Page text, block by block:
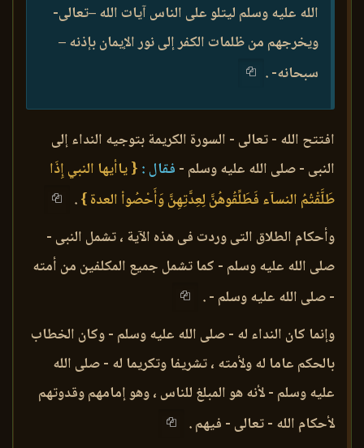
الله عليه وسلم ليتلو على الناس آيات الله –تعالى-
ويخرجهم من ظلمات الكفر إلى نور الإيمان بإذنه –
سبحانه- .
افتتح الله - تعالى - السورة الكريمة بتوجيه النداء إلى
النبى - صلى الله عليه وسلم - فقال : { ياأيها النبي إِذَا
طَلَّقْتُمُ النسآء فَطَلِّقُوهُنَّ لِعِدَّتِهِنَّ وَأَحْصُواْ العدة }.
وأحكام الطلاق التى وردت فى هذه الآية ، تشمل النبى -
صلى الله عليه وسلم - كما تشمل جميع المكلفين من أمته
- صلى الله عليه وسلم - .
وإنما كان النداء له - صلى الله عليه وسلم - وكان الخطاب
بالحكم عاما له ولأمته ، تشريفا وتكريما له - صلى الله
عليه وسلم - لأنه هو المبلغ للناس ، وهو إمامهم وقدوتهم
لأحكام الله - تعالى - فيهم .